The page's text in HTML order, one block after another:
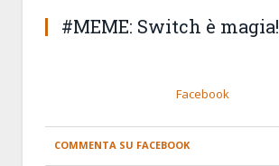
#MEME: Switch è magia!
Facebook
COMMENTA SU FACEBOOK